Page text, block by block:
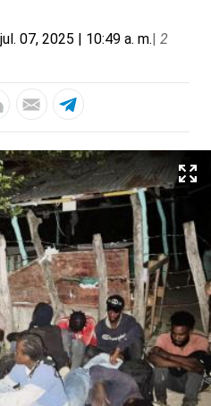
07, 2025 | 10:49 a. m.| 2